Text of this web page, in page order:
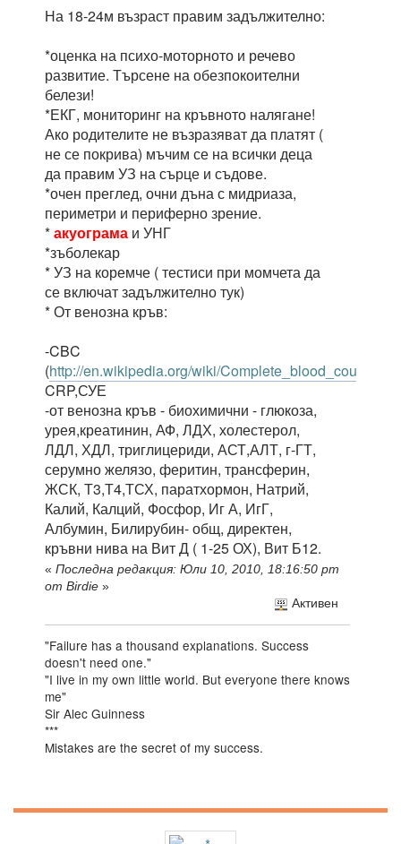
На 18-24м възраст правим задължително:
*оценка на психо-моторното и речево
развитие. Търсене на обезпокоителни
белези!
*ЕКГ, мониторинг на кръвното налягане!
Ако родителите не възразяват да платят (
не се покрива) мъчим се на всички деца
да правим УЗ на сърце и съдове.
*очен преглед, очни дъна с мидриаза,
периметри и периферно зрение.
*акуограма и УНГ
*зъболекар
* УЗ на коремче ( тестиси при момчета да
се включат задължително тук)
* От венозна кръв:
-CBC
(http://en.wikipedia.org/wiki/Complete_blood_count
CRP,СУЕ
-от венозна кръв - биохимични - глюкоза,
урея,креатинин, АФ, ЛДХ, холестерол,
ЛДЛ, ХДЛ, триглицериди, АСТ,АЛТ, г-ГТ,
серумно желязо, феритин, трансферин,
ЖСК, Т3,Т4,ТСХ, паратхормон, Натрий,
Калий, Калций, Фосфор, Иг А, ИгГ,
Албумин, Билирубин- общ, директен,
кръвни нива на Вит Д ( 1-25 ОХ), Вит Б12.
« Последна редакция: Юли 10, 2010, 18:16:50 pm
от Birdie »
Активен
"Failure has a thousand explanations. Success
doesn't need one."
"I live in my own little world. But everyone there knows
me"
Sir Alec Guinness
***
Mistakes are the secret of my success.